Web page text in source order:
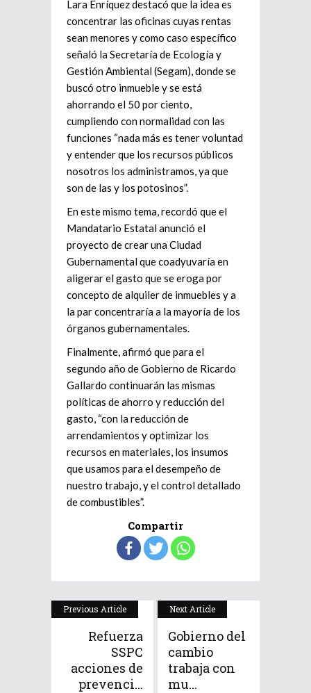
Lara Enríquez destacó que la idea es
concentrar las oficinas cuyas rentas
sean menores y como caso específico
señaló la Secretaría de Ecología y
Gestión Ambiental (Segam), donde se
buscó otro inmueble y se está
ahorrando el 50 por ciento,
cumpliendo con normalidad con las
funciones “nada más es tener voluntad
y entender que los recursos públicos
nosotros los administramos, ya que
son de las y los potosinos”.
En este mismo tema, recordó que el
Mandatario Estatal anunció el
proyecto de crear una Ciudad
Gubernamental que coadyuvaría en
aligerar el gasto que se eroga por
concepto de alquiler de inmuebles y a
la par concentraría a la mayoría de los
órganos gubernamentales.
Finalmente, afirmó que para el
segundo año de Gobierno de Ricardo
Gallardo continuarán las mismas
políticas de ahorro y reducción del
gasto, “con la reducción de
arrendamientos y optimizar los
recursos en materiales, los insumos
que usamos para el desempeño de
nuestro trabajo, y el control detallado
de combustibles”.
Compartir
Previous Article
Refuerza
SSPC
acciones de
prevenci...
Next Article
Gobierno del
cambio
trabaja con
mu...